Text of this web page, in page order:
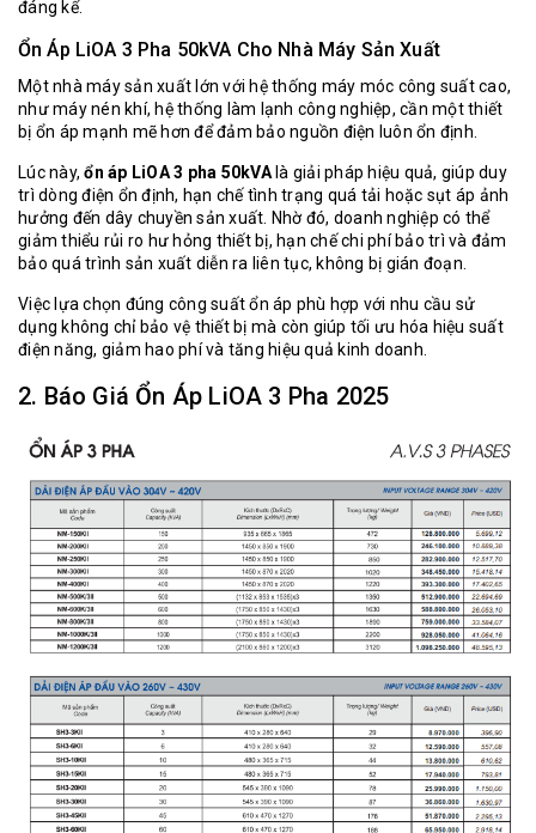
đáng kể.
Ổn Áp LiOA 3 Pha 50kVA Cho Nhà Máy Sản Xuất
Một nhà máy sản xuất lớn với hệ thống máy móc công suất cao,
như máy nén khí, hệ thống làm lạnh công nghiệp, cần một thiết
bị ổn áp mạnh mẽ hơn để đảm bảo nguồn điện luôn ổn định.
Lúc này,ổn áp LiOA 3 pha 50kVAlà giải pháp hiệu quả, giúp duy
trì dòng điện ổn định, hạn chế tình trạng quá tải hoặc sụt áp ảnh
hưởng đến dây chuyền sản xuất. Nhờ đó, doanh nghiệp có thể
giảm thiểu rủi ro hư hỏng thiết bị, hạn chế chi phí bảo trì và đảm
bảo quá trình sản xuất diễn ra liên tục, không bị gián đoạn.
Việc lựa chọn đúng công suất ổn áp phù hợp với nhu cầu sử
dụng không chỉ bảo vệ thiết bị mà còn giúp tối ưu hóa hiệu suất
điện năng, giảm hao phí và tăng hiệu quả kinh doanh.
2. Báo Giá Ổn Áp LiOA 3 Pha 2025